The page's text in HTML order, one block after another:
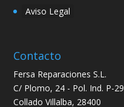
Aviso Legal
Contacto
Fersa Reparaciones S.L.
C/ Plomo, 24 - Pol. Ind. P-29
Collado Villalba, 28400